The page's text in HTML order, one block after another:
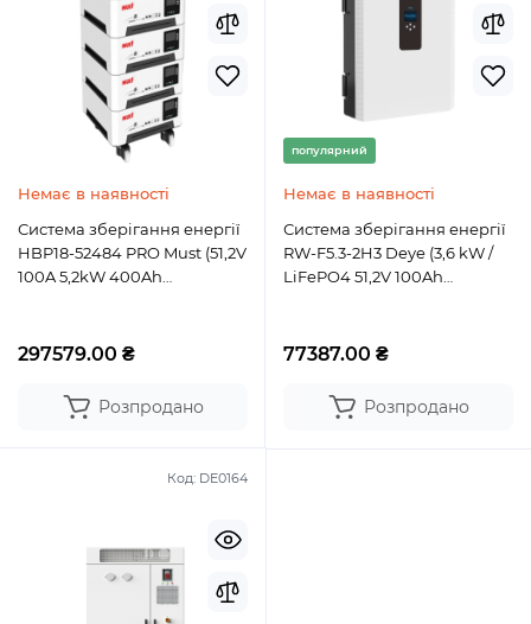
Немає в наявності
Система зберігання енергії
HBP18-52484 PRO Must (51,2V
100A 5,2kW 400Ah
297579.00 ₴
Розпродано
популярний
Немає в наявності
Система зберігання енергії
RW-F5.3-2H3 Deye (3,6 kW /
LiFePO4 51,2V 100Ah
77387.00 ₴
Розпродано
Код: DE0164